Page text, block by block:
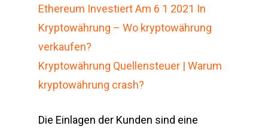
Ethereum Investiert Am 6 1 2021 In
Kryptowährung – Wo kryptowährung
verkaufen?
Kryptowährung Quellensteuer | Warum
kryptowährung crash?
Die Einlagen der Kunden sind eine